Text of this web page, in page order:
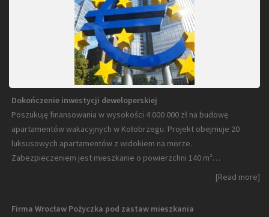
Dokończenie inwestycji deweloperskiej
Poszukuję finansowania w wysokości 4 000 000 zł na budowę
apartamentów wakacyjnych w Kołobrzegu. Projekt obejmuje 20
luksusowych apartamentów z widokiem na morze.
Zabezpieczeniem jest mieszkanie o powierzchni 140 m²…
[Read more]
Firma Wrocław Pożyczka pod zastaw mieszkania